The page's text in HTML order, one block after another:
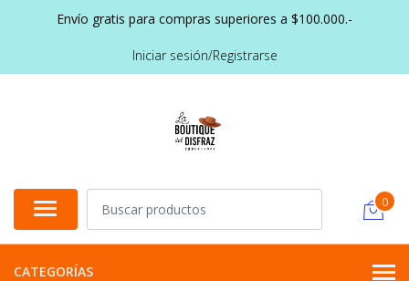
Envío gratis para compras superiores a $100.000.-
Iniciar sesión/Registrarse
0
CATEGORÍAS